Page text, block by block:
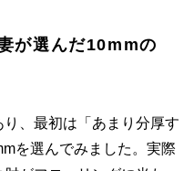
が選んだ10mmの
、最初は「あまり分厚す
を選んでみました。実際